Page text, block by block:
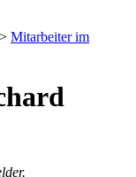
> Mitarbeiter im